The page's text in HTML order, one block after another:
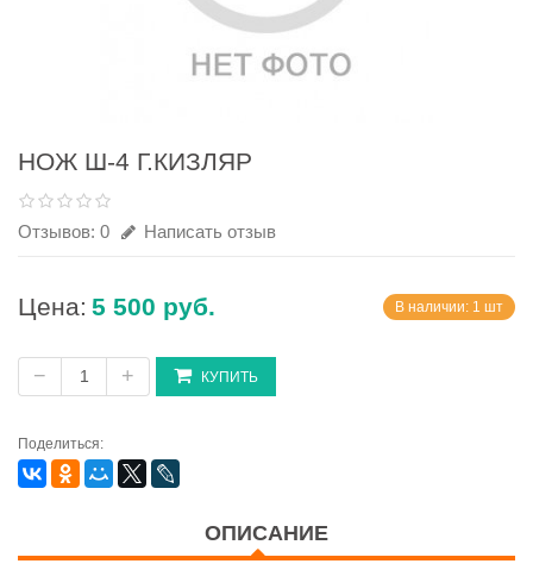
НОЖ Ш-4 Г.КИЗЛЯР
Отзывов: 0 Написать отзыв
Цена: 5 500 руб. В наличии: 1 шт
− + КУПИТЬ
Поделиться:
ОПИСАНИЕ